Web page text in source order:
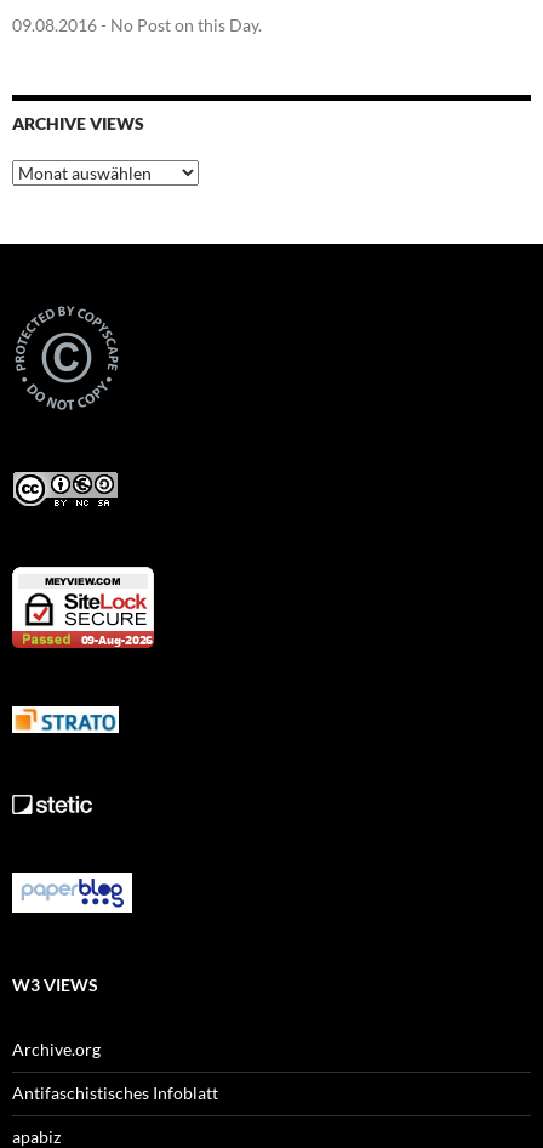
09.08.2016- No Post on this Day.
ARCHIVE VIEWS
Archive
Views
W3 VIEWS
Archive.org
Antifaschistisches Infoblatt
apabiz